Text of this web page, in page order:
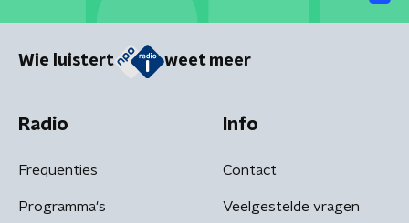
Wie luistert weet meer
Radio
Frequenties
Programma's
Info
Contact
Veelgestelde vragen